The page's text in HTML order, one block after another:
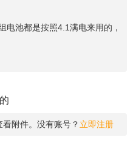
电池都是按照4.1满电来用的，
附件。没有账号？ 立即注册